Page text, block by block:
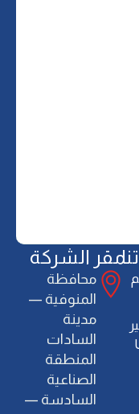
مقر الشركة
ﻣﺤﺎﻓﻈﺔ
اﻟﻤﻨﻮﻓﻴﺔ —
ﻣﺪﻳﻨﺔ
اﻟﺴﺎدات
اﻟﻤﻨﻄﻘﺔ
اﻟﺼﻨﺎﻋﻴﺔ
اﻟﺴﺎدﺳﺔ —